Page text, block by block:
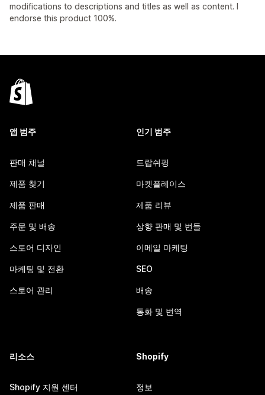
modifications to descriptions and titles as well as content. I
endorse this product 100%.
앱 범주
판매 채널
제품 찾기
제품 판매
주문 및 배송
스토어 디자인
마케팅 및 전환
스토어 관리
인기 범주
드랍쉬핑
마켓플레이스
제품 리뷰
상향 판매 및 번들
이메일 마케팅
SEO
배송
통화 및 번역
리소스
Shopify 지원 센터
Shopify
정보